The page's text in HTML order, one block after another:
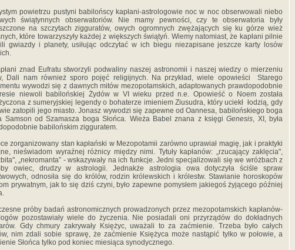
powietrzu pustyni babilońscy kapłani-astrologowie noc w noc obserwowali niebo
świątynnych obserwatoriów. Nie mamy pewności, czy te obserwatoria były
na szczytach zigguratów, owych ogromnych zwężających się ku górze wież
które towarzyszyły każdej z większych świątyń. Wiemy natomiast, że kapłani pilnie
gwiazdy i planety, usiłując odczytać w ich biegu niezapisane jeszcze karty losów
znad Eufratu stworzyli podwaliny naszej astronomii i naszej wiedzy o mierzeniu
Dali nam również sporo pojęć religijnych. Na przykład, wiele opowieści Starego
wywodzi się z dawnych mitów mezopotamskich, adaptowanych prawdopodobnie
niewoli babilońskiej Żydów w VI wieku przed n.e. Opowieść o Noem została
z sumeryjskiej legendy o bohaterze imieniem Ziusudra, który uciekł łodzią, gdy
zatopili jego miasto. Jonasz wywodzi się zapewne od Oannesa, babilońskiego boga
Samson od Szamasza boga Słońca. Wieża Babel znana z księgiGenesis, XI, była
babilońskim zigguratem.
zorganizowany stan kapłański w Mezopotamii zarówno uprawiał magię, jak i praktyki
nieświadom wyraźnej różnicy między nimi. Tytuły kapłanów: „rzucający zaklęcia",
„nekromanta” - wskazywały na ich funkcje. Jedni specjalizowali się we wróżbach z
owiec, drudzy w astrologii. Jednakże astrologia owa dotyczyła ściśle spraw
odnosiła się do królów, rodzin królewskich i królestw. Stawianie horoskopów
prywatnym, jak to się dziś czyni, było zapewne pomysłem jakiegoś żyjącego później
próby badań astronomicznych prowadzonych przez mezopotamskich kapłanów-
pozostawiały wiele do życzenia. Nie posiadali oni przyrządów do dokładnych
Gdy chmury zakrywały Księżyc, uważali to za zaćmienie. Trzeba było całych
nim zdali sobie sprawę, że zaćmienie Księżyca może nastąpić tylko w połowie, a
Słońca tylko pod koniec miesiąca synodycznego.